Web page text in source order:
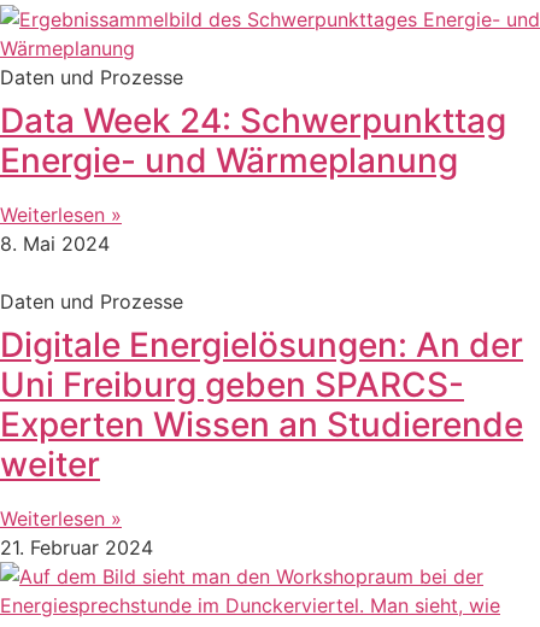
Daten und Prozesse
Data Week 24: Schwerpunkttag
Energie- und Wärmeplanung
Weiterlesen »
8. Mai 2024
Daten und Prozesse
Digitale Energielösungen: An der
Uni Freiburg geben SPARCS-
Experten Wissen an Studierende
weiter
Weiterlesen »
21. Februar 2024